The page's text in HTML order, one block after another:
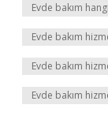
Evde bakım
Evde bakım
Evde bakım
Evde bakım